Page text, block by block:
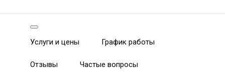
Услуги и цены График работы
Отзывы Частые вопросы